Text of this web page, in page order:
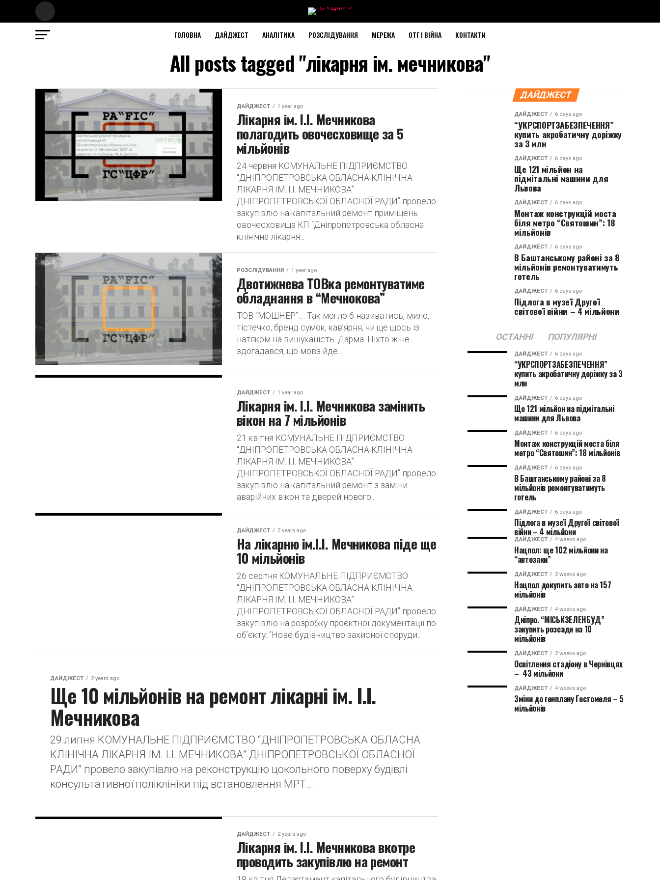
ГОЛОВНА ДАЙДЖЕСТ АНАЛІТИКА РОЗСЛІДУВАННЯ МЕРЕЖА ОТГ І ВІЙНА КОНТАКТИ
All posts tagged "лікарня ім. мечникова"
ДАЙДЖЕСТ 1 year ago
Лікарня ім. І.І. Мечникова
полагодить овочесховище за 5
мільйонів
24 червня КОМУНАЛЬНЕ ПІДПРИЄМСТВО
“ДНІПРОПЕТРОВСЬКА ОБЛАСНА КЛІНІЧНА
ЛІКАРНЯ ІМ. І.І. МЕЧНИКОВА”
ДНІПРОПЕТРОВСЬКОЇ ОБЛАСНОЇ РАДИ” провело
закупівлю на капітальний ремонт приміщень
овочесховища КП “Дніпропетровська обласна
клінічна лікарня...
РОЗСЛІДУВАННЯ 1 year ago
Двотижнева ТОВка ремонтуватиме
обладнання в “Мечнокова”
ТОВ “МОШНЕР”…. Так могло б називатись, мило,
тістечко, бренд сумок, кав’ярня, чи ще щось із
натяком на вишуканість. Дарма. Ніхто ж не
здогадався, що мова йде...
ДАЙДЖЕСТ 1 year ago
Лікарня ім. І.І. Мечникова замінить
вікон на 7 мільйонів
21 квітня КОМУНАЛЬНЕ ПІДПРИЄМСТВО
“ДНІПРОПЕТРОВСЬКА ОБЛАСНА КЛІНІЧНА
ЛІКАРНЯ ІМ. І.І. МЕЧНИКОВА”
ДНІПРОПЕТРОВСЬКОЇ ОБЛАСНОЇ РАДИ” провело
закупівлю на капітальний ремонт з заміни
аварійних вікон та дверей нового...
ДАЙДЖЕСТ 2 years ago
На лікарню ім.І.І. Мечникова піде ще
10 мільйонів
26 серпня КОМУНАЛЬНЕ ПІДПРИЄМСТВО
“ДНІПРОПЕТРОВСЬКА ОБЛАСНА КЛІНІЧНА
ЛІКАРНЯ ІМ. І.І. МЕЧНИКОВА”
ДНІПРОПЕТРОВСЬКОЇ ОБЛАСНОЇ РАДИ” провело
закупівлю на розробку проєктної документації по
об’єкту: “Нове будівництво захисної споруди...
ДАЙДЖЕСТ 2 years ago
Ще 10 мільйонів на ремонт лікарні ім. І.І.
Мечникова
29 липня КОМУНАЛЬНЕ ПІДПРИЄМСТВО “ДНІПРОПЕТРОВСЬКА ОБЛАСНА
КЛІНІЧНА ЛІКАРНЯ ІМ. І.І. МЕЧНИКОВА” ДНІПРОПЕТРОВСЬКОЇ ОБЛАСНОЇ
РАДИ” провело закупівлю на реконструкцію цокольного поверху будівлі
консультативної поліклініки під встановлення МРТ...
ДАЙДЖЕСТ 2 years ago
Лікарня ім. І.І. Мечникова вкотре
проводить закупівлю на ремонт
ДАЙДЖЕСТ
ДАЙДЖЕСТ 6 days ago
“УКРСПОРТЗАБЕЗПЕЧЕННЯ”
купить акробатичну доріжку
за 3 млн
ДАЙДЖЕСТ 6 days ago
Ще 121 мільйон на
підмітальні машини для
Львова
ДАЙДЖЕСТ 6 days ago
Монтаж конструкцій моста
біля метро “Святошин”: 18
мільйонів
ДАЙДЖЕСТ 6 days ago
В Баштанському районі за 8
мільйонів ремонтуватимуть
готель
ДАЙДЖЕСТ 6 days ago
Підлога в музеї Другої
світової війни – 4 мільйони
ОСТАННІ ПОПУЛЯРНІ
ДАЙДЖЕСТ 6 days ago
“УКРСПОРТЗАБЕЗПЕЧЕННЯ”
купить акробатичну доріжку за 3
млн
ДАЙДЖЕСТ 6 days ago
Ще 121 мільйон на підмітальні
машини для Львова
ДАЙДЖЕСТ 6 days ago
Монтаж конструкцій моста біля
метро “Святошин”: 18 мільйонів
ДАЙДЖЕСТ 6 days ago
В Баштанському районі за 8
мільйонів ремонтуватимуть
готель
ДАЙДЖЕСТ 6 days ago
Підлога в музеї Другої світової
війни – 4 мільйони
ДАЙДЖЕСТ 4 weeks ago
Нацпол: ще 102 мільйони на
“автозаки”
ДАЙДЖЕСТ 2 weeks ago
Нацпол докупить авто на 157
мільйонів
ДАЙДЖЕСТ 4 weeks ago
Дніпро. “МІСЬКЗЕЛЕНБУД”
закупить розсади на 10
мільйонів
ДАЙДЖЕСТ 2 weeks ago
Освітлення стадіону в Чернівцях
– 43 мільйони
ДАЙДЖЕСТ 4 weeks ago
Зміни до генплану Гостомеля – 5
мільйонів